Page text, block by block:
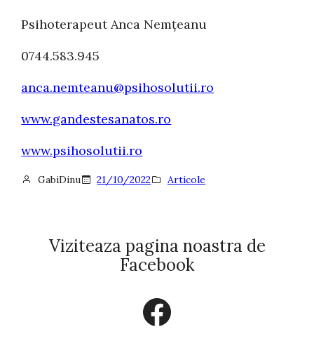
Psihoterapeut Anca Nemțeanu
0744.583.945
anca.nemteanu@psihosolutii.ro
www.gandestesanatos.ro
www.psihosolutii.ro
GabiDinu 21/10/2022 Articole
Viziteaza pagina noastra de
Facebook
Facebook